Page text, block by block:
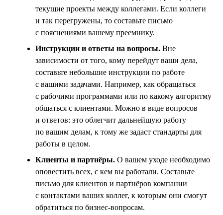
текущие проекты между коллегами. Если коллеги
и так перегружены, то составьте письмо
с пояснениями вашему преемнику.
Инструкции и ответы на вопросы. Вне
зависимости от того, кому перейдут ваши дела,
составьте небольшие инструкции по работе
с вашими задачами. Например, как обращаться
с рабочими программами или по какому алгоритму
общаться с клиентами. Можно в виде вопросов
и ответов: это облегчит дальнейшую работу
по вашим делам, к тому же задаст стандарты для
работы в целом.
Клиенты и партнёры. О вашем уходе необходимо
оповестить всех, с кем вы работали. Составьте
письмо для клиентов и партнёров компании
с контактами ваших коллег, к которым они смогут
обратиться по бизнес-вопросам.